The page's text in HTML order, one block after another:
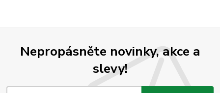
Nepropásněte novinky, akce a
slevy!